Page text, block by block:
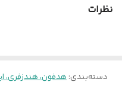
نظرات
دسته‌بندی:هدفون، هندزفری،